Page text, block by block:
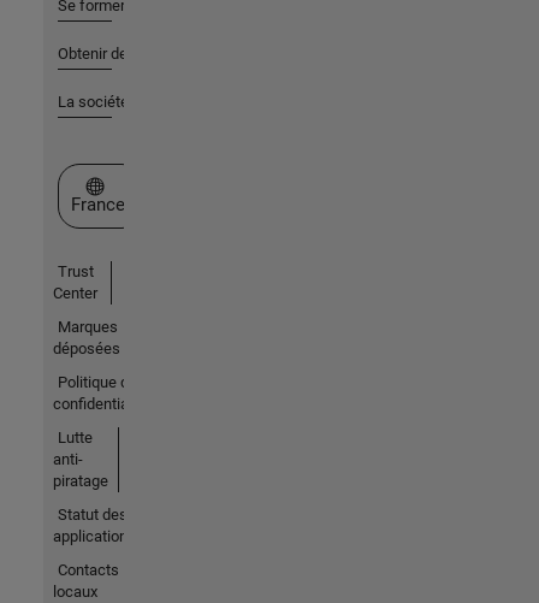
Se former
Obtenir de l'aide
La société
Sélectionner un site web
France
Trust
Center
Marques
déposées
Politique de
confidentialité
Lutte
anti-
piratage
Statut des
applications
Contacts
locaux